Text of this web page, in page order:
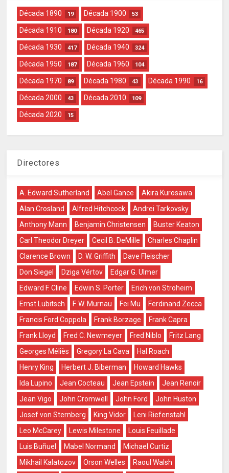
Década 1890 19 Década 1900 53
Década 1910 180 Década 1920 465
Década 1930 417 Década 1940 324
Década 1950 187 Década 1960 104
Década 1970 89 Década 1980 43 Década 1990 16
Década 2000 43 Década 2010 109
Década 2020 15
Directores
A. Edward Sutherland Abel Gance
Akira Kurosawa
Alan Crosland
Alfred Hitchcock
Andrei Tarkovsky
Anthony Mann
Benjamin Christensen
Buster Keaton
Carl Theodor Dreyer
Cecil B. DeMille
Charles Chaplin
Clarence Brown
D. W. Griffith
Dave Fleischer
Don Siegel
Dziga Vértov
Edgar G. Ulmer
Edward F. Cline
Edwin S. Porter
Erich von Stroheim
Ernst Lubitsch
F. W. Murnau Fei Mu
Ferdinand Zecca
Francis Ford Coppola
Frank Borzage
Frank Capra
Frank Lloyd
Fred C. Newmeyer Fred Niblo
Fritz Lang
Georges Méliès
Gregory La Cava
Hal Roach
Henry King
Herbert J. Biberman
Howard Hawks
Ida Lupino
Jean Cocteau Jean Epstein
Jean Renoir
Jean Vigo
John Cromwell John Ford
John Huston
Josef von Sternberg
King Vidor
Leni Riefenstahl
Leo McCarey
Lewis Milestone
Louis Feuillade
Luis Buñuel
Mabel Normand
Michael Curtiz
Mikhail Kalatozov
Orson Welles
Raoul Walsh